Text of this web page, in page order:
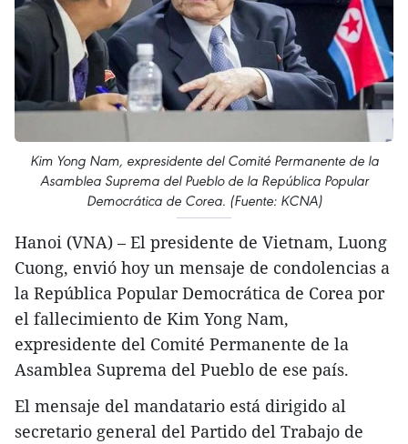
Kim Yong Nam, expresidente del Comité Permanente de la
Asamblea Suprema del Pueblo de la República Popular
Democrática de Corea. (Fuente: KCNA)
Hanoi (VNA) – El presidente de Vietnam, Luong
Cuong, envió hoy un mensaje de condolencias a
la República Popular Democrática de Corea por
el fallecimiento de Kim Yong Nam,
expresidente del Comité Permanente de la
Asamblea Suprema del Pueblo de ese país.
El mensaje del mandatario está dirigido al
secretario general del Partido del Trabajo de